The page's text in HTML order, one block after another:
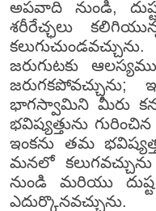
అపవాది నుండి,
శరీరేచ్ఛలు
జరుగుటకు
భాగస్వామిని మీరు
భవిష్యత్తును
ఇంకను తమ
మనలో
నుండి మరియు దుష్ట
ఎదుర్కొనవచ్చును.